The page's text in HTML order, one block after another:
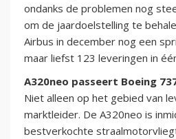
ondanks de problemen nog
om de jaardoelstelling te
Airbus in december nog een
maar liefst 123 leveringen in
A320neo passeert Boeing
Niet alleen op het gebied van
marktleider. De A320neo is
bestverkochte